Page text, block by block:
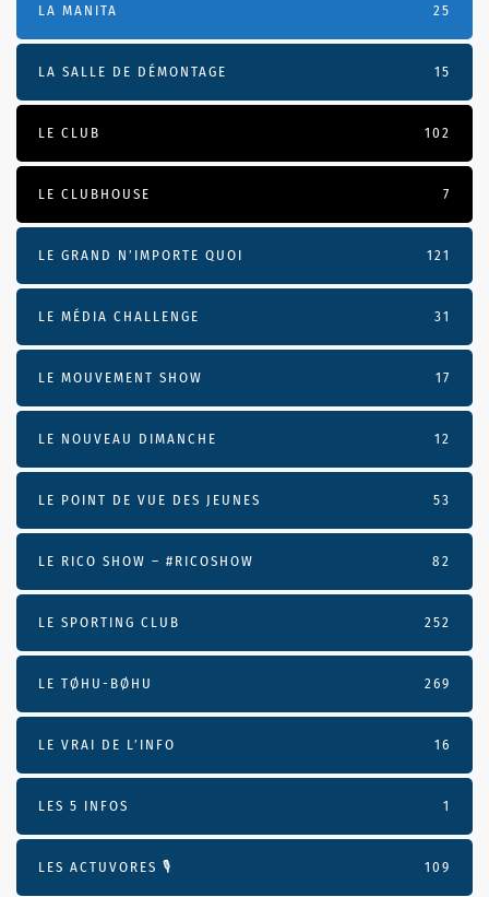
LA MANITA 25
LA SALLE DE DÉMONTAGE 15
LE CLUB 102
LE CLUBHOUSE 7
LE GRAND N’IMPORTE QUOI 121
LE MÉDIA CHALLENGE 31
LE MOUVEMENT SHOW 17
LE NOUVEAU DIMANCHE 12
LE POINT DE VUE DES JEUNES 53
LE RICO SHOW – #RICOSHOW 82
LE SPORTING CLUB 252
LE TØHU-BØHU 269
LE VRAI DE L’INFO 16
LES 5 INFOS 1
LES ACTUVORES 🎙 109